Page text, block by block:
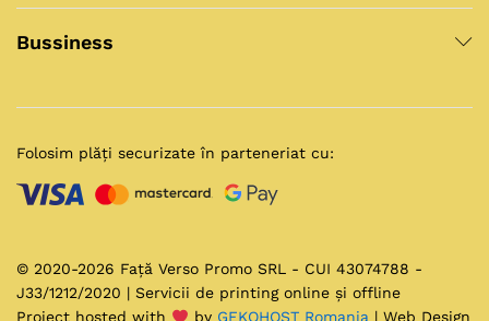
Bussiness
© 2020-2026 Față Verso Promo SRL - CUI 43074788 -
J33/1212/2020 | Servicii de printing online și offline
Project hosted with
by GEKOHOST Romania | Web Design
Folosim plăți securizate în parteneriat cu: